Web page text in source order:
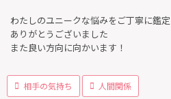
わたしのユニークな悩みをご丁寧に鑑定
ありがとうございました
また良い方向に向かいます！
相手の気持ち 人間関係